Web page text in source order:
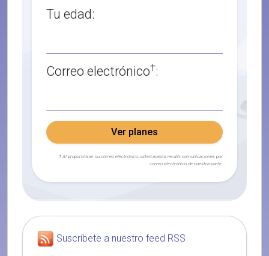
Tu edad:
Correo electrónico†:
Ver planes
† Al proporcionar su correo electrónico, usted acepta recibir comunicaciones por
correo electrónico de nuestra parte.
Suscríbete a nuestro feed RSS